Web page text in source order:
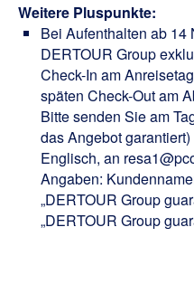
Weitere Pluspunkte:
Bei Aufenthalten ab 14
DERTOUR Group
Check-In am
späten Check-Out am
Bitte senden Sie am
das Angebot
Englisch, an
Angaben:
„DERTOUR Group
„DERTOUR Group